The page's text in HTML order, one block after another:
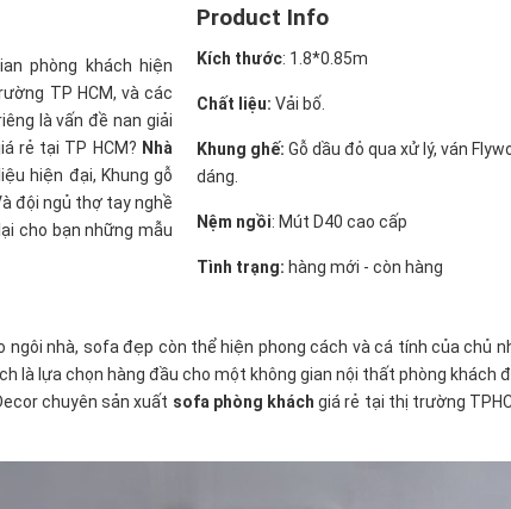
phòng khách hiện
TP HCM, và các
là vấn đề nan giải
rẻ tại TP HCM? Nhà
hiện đại, Khung gỗ
đội ngủ thợ tay nghề
cho bạn những mẫu
Product Info
Kích thước: 1.8*0.85m
Chất liệu: Vải bố.
Khung ghế: Gỗ dầu đỏ qua xử lý, ván
dáng.
Nệm ngồi: Mút D40 cao cấp
Tình trạng: hàng mới - còn hàng
nhà, sofa đẹp còn thể hiện phong cách và cá tính của chủ
là lựa chọn hàng đầu cho một không gian nội thất phòng
chuyên sản xuất sofa phòng khách giá rẻ tại thị trường